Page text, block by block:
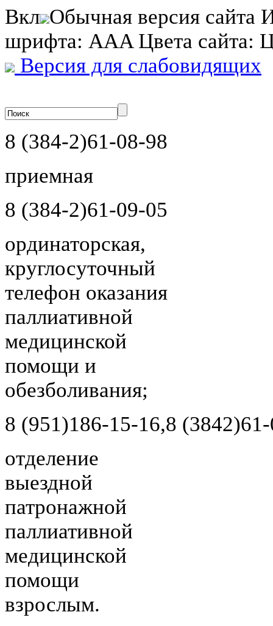
Вкл Обычная версия сайта
шрифта: AAAЦвета сайта:
Версия для слабовидящих
8 (384-2)61-08-98
приемная
8 (384-2)61-09-05
ординаторская,
круглосуточный
телефон оказания
паллиативной
медицинской
помощи и
обезболивания;
8 (951)186-15-16,8 (3842)
отделение
выездной
патронажной
паллиативной
медицинской
помощи
взрослым.